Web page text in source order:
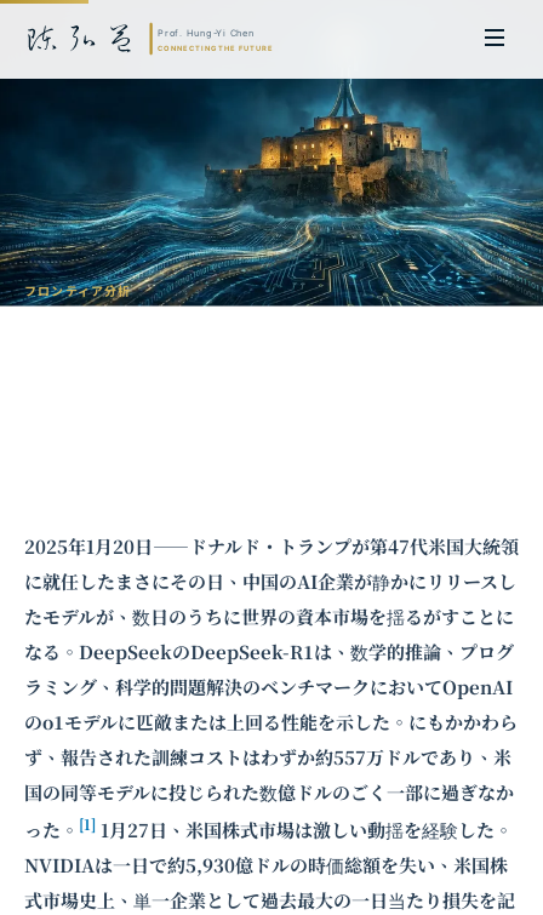
フロンティア分析
2025年1月20日――ドナルド・トランプが第47代米国大統領
に就任したまさにその日、中国のAI企業が静かにリリースし
たモデルが、数日のうちに世界の資本市場を揺るがすことに
なる。DeepSeekのDeepSeek-R1は、数学的推論、プログ
ラミング、科学的問題解決のベンチマークにおいてOpenAI
のo1モデルに匹敵または上回る性能を示した。にもかかわら
ず、報告された訓練コストはわずか約557万ドルであり、米
国の同等モデルに投じられた数億ドルのごく一部に過ぎなか
った。 [1] 1月27日、米国株式市場は激しい動揺を経験した。
NVIDIAは一日で約5,930億ドルの時価総額を失い、米国株
式市場史上、単一企業として過去最大の一日当たり損失を記